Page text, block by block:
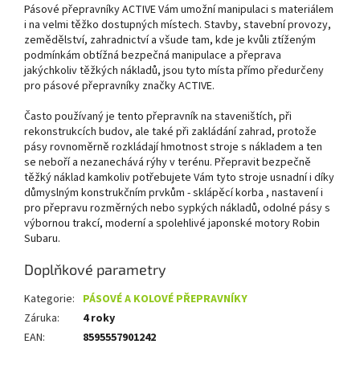
Pásové přepravníky ACTIVE Vám umožní manipulaci s materiálem
i na velmi těžko dostupných místech. Stavby, stavební provozy,
zemědělství, zahradnictví a všude tam, kde je kvůli ztíženým
podmínkám obtížná bezpečná manipulace a přeprava
jakýchkoliv těžkých nákladů, jsou tyto místa přímo předurčeny
pro pásové přepravníky značky ACTIVE.
Často používaný je tento přepravník na staveništích, při
rekonstrukcích budov, ale také při zakládání zahrad, protože
pásy rovnoměrně rozkládají hmotnost stroje s nákladem a ten
se neboří a nezanechává rýhy v terénu. Přepravit bezpečně
těžký náklad kamkoliv potřebujete Vám tyto stroje usnadní i díky
důmyslným konstrukčním prvkům - sklápěcí korba , nastavení i
pro přepravu rozměrných nebo sypkých nákladů, odolné pásy s
výbornou trakcí, moderní a spolehlivé japonské motory Robin
Subaru.
Doplňkové parametry
Kategorie: PÁSOVÉ A KOLOVÉ PŘEPRAVNÍKY
Záruka:
4 roky
EAN: 8595557901242